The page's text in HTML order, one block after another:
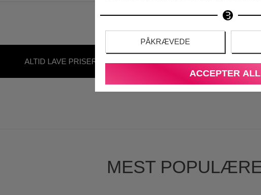
PÅKRÆVEDE
ACCEPTER
ALTID LAVE PRISER - UDEN
ABONNEMENT
DANSK E-MÆRKET
MEST